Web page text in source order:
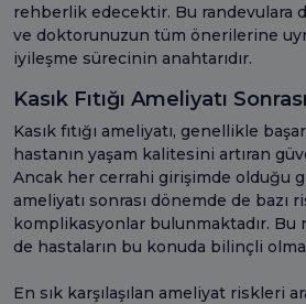
rehberlik edecektir. Bu randevulara
ve doktorunuzun tüm önerilerine
iyileşme sürecinin anahtarıdır.
Kasık Fıtığı Ameliyatı
Kasık fıtığı ameliyatı, genellikle
hastanın yaşam kalitesini artıran
Ancak her cerrahi girişimde olduğu
ameliyatı sonrası dönemde de bazı
komplikasyonlar bulunmaktadır. Bu
de hastaların bu konuda bilinçli
En sık karşılaşılan ameliyat riskleri